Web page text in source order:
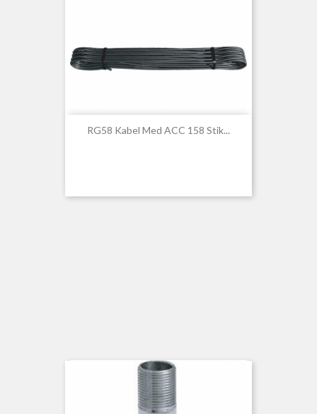
RG58 Kabel Med ACC 158 Stik...